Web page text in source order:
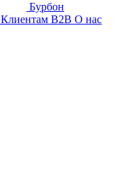
Бурбон
Клиентам B2B О нас